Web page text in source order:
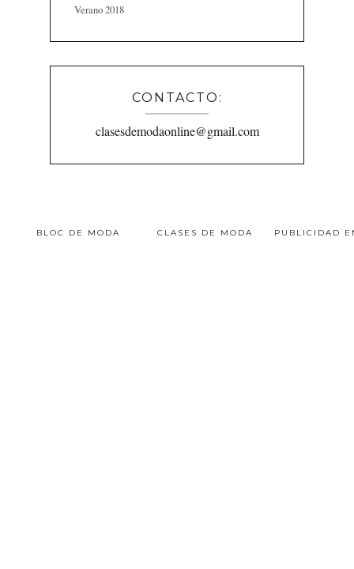
Verano 2018
CONTACTO:
clasesdemodaonline@gmail.com
BLOC DE MODA CLASES DE MODA PUBLICIDAD